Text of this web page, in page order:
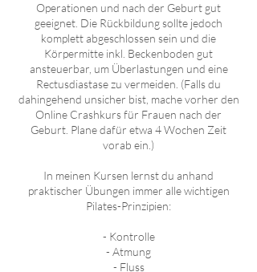
Operationen und nach der Geburt gut
geeignet. Die Rückbildung sollte jedoch
komplett abgeschlossen sein und die
Körpermitte inkl. Beckenboden gut
ansteuerbar, um Überlastungen und eine
Rectusdiastase zu vermeiden. (Falls du
dahingehend unsicher bist, mache vorher den
Online Crashkurs für Frauen nach der
Geburt. Plane dafür etwa 4 Wochen Zeit
vorab ein.)
In meinen Kursen lernst du anhand
praktischer Übungen immer alle wichtigen
Pilates-Prinzipien:
- Kontrolle
- Atmung
- Fluss